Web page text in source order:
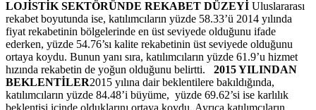
LOJİSTİK SEKTÖRÜNDE REKABET DÜZEYİ Uluslararası
rekabet boyutunda ise, katılımcıların yüzde 58.33’ü 2014 yılında
fiyat rekabetinin bölgelerinde en üst seviyede olduğunu ifade
ederken, yüzde 54.76’sı kalite rekabetinin üst seviyede olduğunu
ortaya koydu. Bunun yanı sıra, katılımcıların yüzde 61.9’u hizmet
hızında rekabetin de yoğun olduğunu belirtti.
2015 YILINDAN
BEKLENTİLER2015 yılına dair beklentilere bakıldığında,
katılımcıların yüzde 84.48’i büyüme, yüzde 69.62’si ise karlılık